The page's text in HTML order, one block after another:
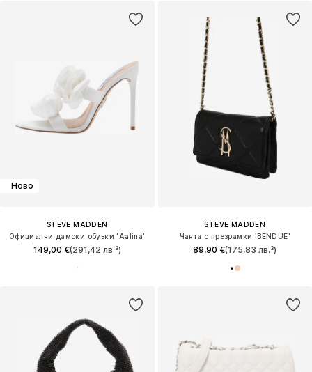
Ново
STEVE MADDEN
Официални дамски обувки 'Aalina'
149,00 €(291,42 лв.³)
STEVE MADDEN
Чанта с презрамки 'BENDUE'
89,90 €(175,83 лв.³)